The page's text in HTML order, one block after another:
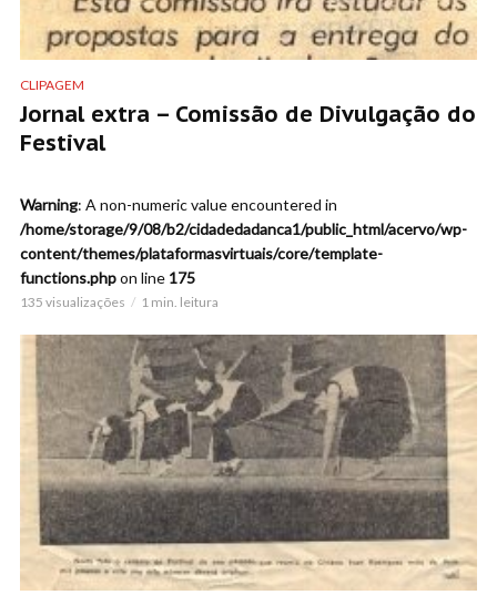
CLIPAGEM
Jornal extra – Comissão de Divulgação do
Festival
Warning: A non-numeric value encountered in
/home/storage/9/08/b2/cidadedadanca1/public_html/acervo/wp-
content/themes/plataformasvirtuais/core/template-
functions.phpon line 175
135 visualizações 1 min. leitura